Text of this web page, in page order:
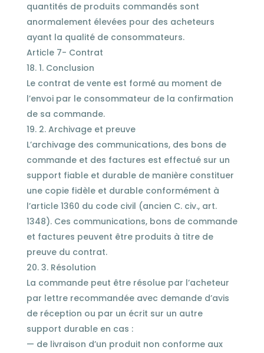
quantités de produits commandés sont
anormalement élevées pour des acheteurs
ayant la qualité de consommateurs.
Article 7- Contrat
1. Conclusion
Le contrat de vente est formé au moment de
l’envoi par le consommateur de la confirmation
de sa commande.
2. Archivage et preuve
L’archivage des communications, des bons de
commande et des factures est effectué sur un
support fiable et durable de manière constituer
une copie fidèle et durable conformément à
l’article 1360 du code civil (ancien C. civ., art.
1348). Ces communications, bons de commande
et factures peuvent être produits à titre de
preuve du contrat.
3. Résolution
La commande peut être résolue par l’acheteur
par lettre recommandée avec demande d’avis
de réception ou par un écrit sur un autre
support durable en cas :
— de livraison d’un produit non conforme aux